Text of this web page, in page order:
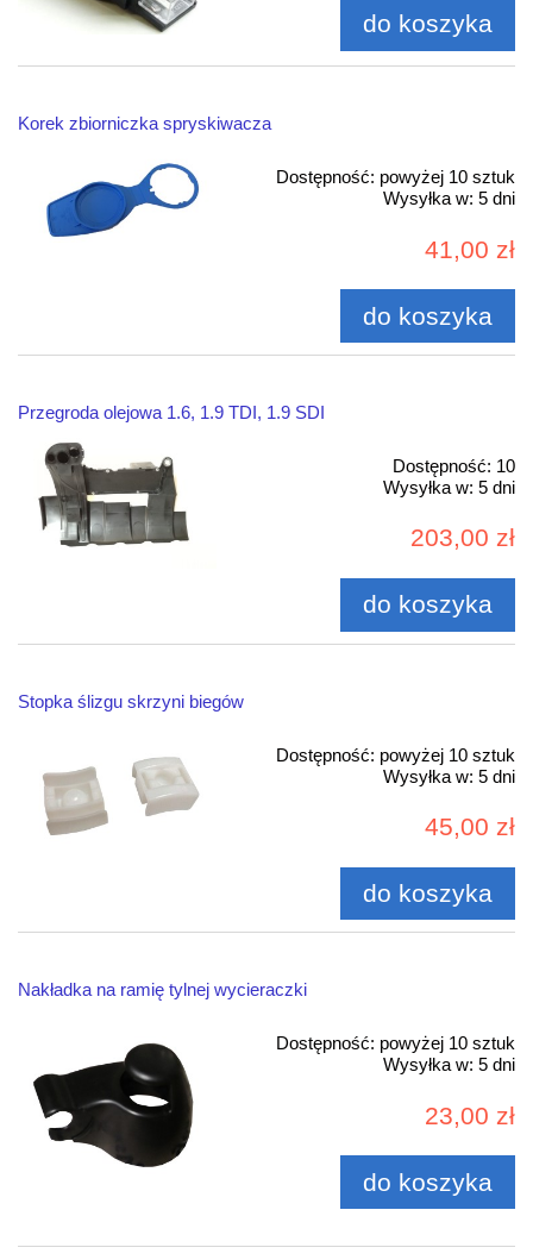
do koszyka
Korek zbiorniczka spryskiwacza
Dostępność: powyżej 10 sztuk
Wysyłka w: 5 dni
41,00 zł
do koszyka
Przegroda olejowa 1.6, 1.9 TDI, 1.9 SDI
Dostępność: 10
Wysyłka w: 5 dni
203,00 zł
do koszyka
Stopka ślizgu skrzyni biegów
Dostępność: powyżej 10 sztuk
Wysyłka w: 5 dni
45,00 zł
do koszyka
Nakładka na ramię tylnej wycieraczki
Dostępność: powyżej 10 sztuk
Wysyłka w: 5 dni
23,00 zł
do koszyka